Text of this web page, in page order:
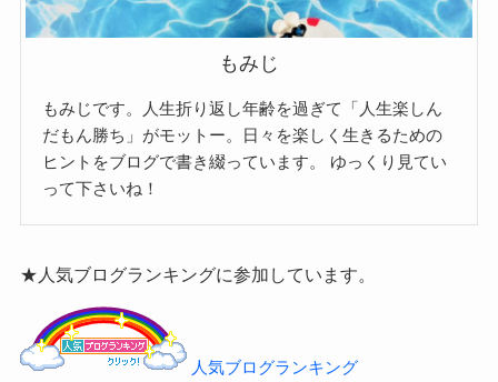
もみじ
もみじです。人生折り返し年齢を過ぎて「人生楽しん
だもん勝ち」がモットー。日々を楽しく生きるための
ヒントをブログで書き綴っています。
ゆっくり見てい
って下さいね！
★人気ブログランキングに参加しています。
人気ブログランキング